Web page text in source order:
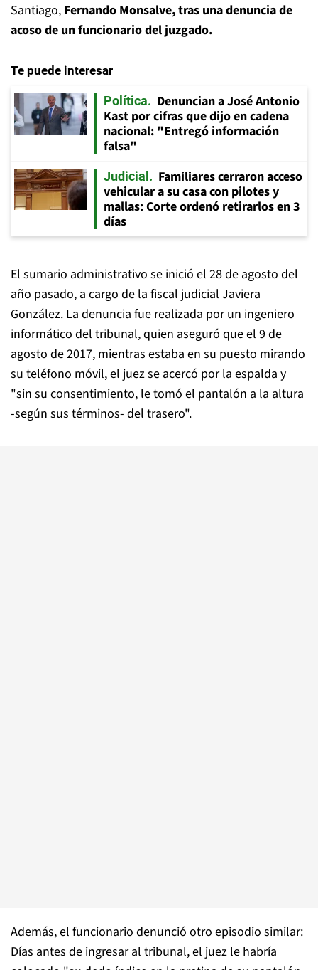
Santiago, Fernando Monsalve, tras una denuncia de
acoso de un funcionario del juzgado.
Te puede interesar
Política
Denuncian a José Antonio
Kast por cifras que dijo en cadena
nacional: "Entregó información
falsa"
Judicial
Familiares cerraron acceso
vehicular a su casa con pilotes y
mallas: Corte ordenó retirarlos en 3
días
El sumario administrativo se inició el 28 de agosto del
año pasado, a cargo de la fiscal judicial Javiera
González. La denuncia fue realizada por un ingeniero
informático del tribunal, quien aseguró que el 9 de
agosto de 2017, mientras estaba en su puesto mirando
su teléfono móvil, el juez se acercó por la espalda y
"sin su consentimiento, le tomó el pantalón a la altura
-según sus términos- del trasero".
Además, el funcionario denunció otro episodio similar:
Días antes de ingresar al tribunal, el juez le habría